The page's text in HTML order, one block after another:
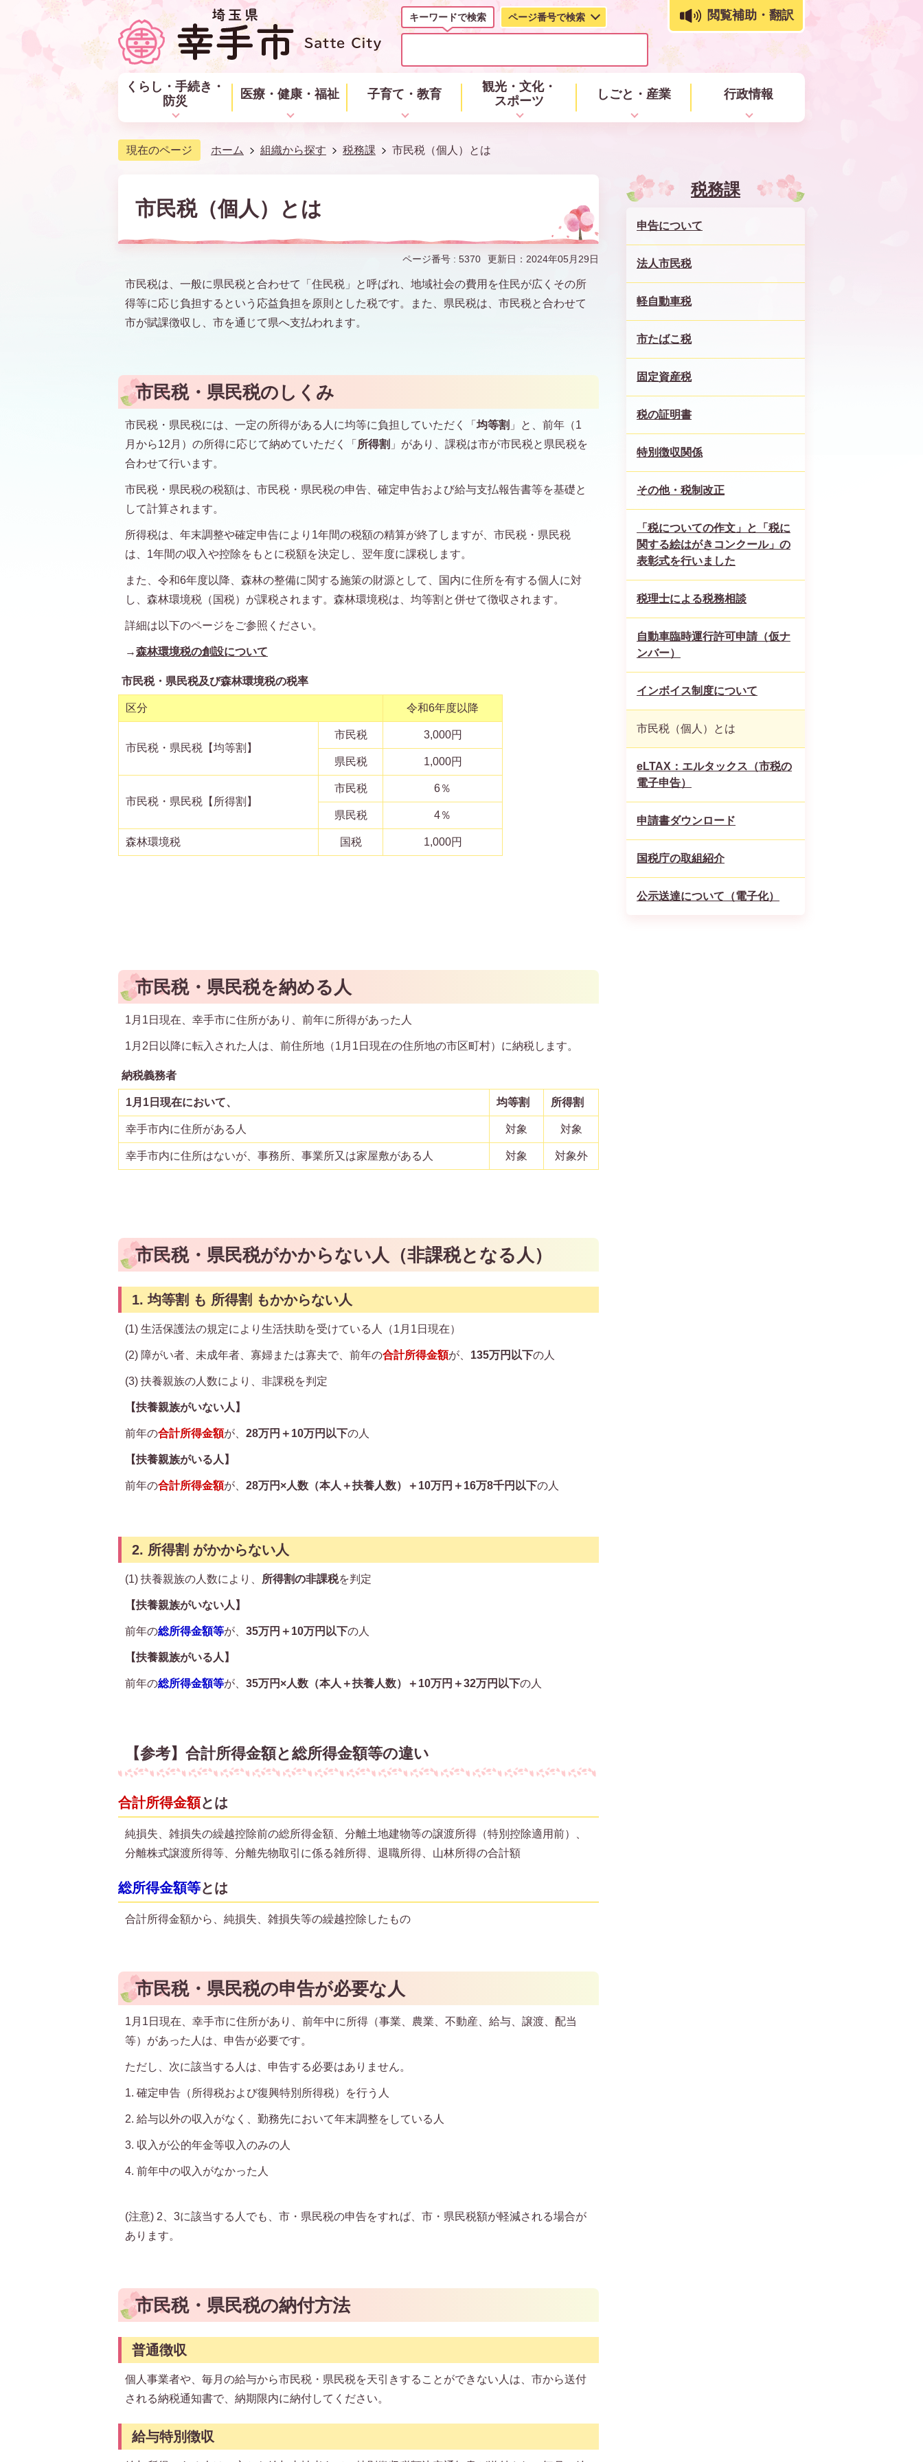
キーワードで検索 ページ番号で検索
キ
ワ
ド
で
検
閲覧補助・翻訳
くらし・手続き・
防災
医療・健康・福祉 子育て・教育
観光・文化・
スポーツ
しごと・産業 行政情報
現在のページ ホーム 組織から探す 税務課 市民税（個人）とは
市民税（個人）とは
ページ番号 : 5370 更新日：2024年05月29日
市民税は、一般に県民税と合わせて「住民税」と呼ばれ、地域社会の費用を住民が広くその所
得等に応じ負担するという応益負担を原則とした税です。また、県民税は、市民税と合わせて
市が賦課徴収し、市を通じて県へ支払われます。
市民税・県民税のしくみ
市民税・県民税には、一定の所得がある人に均等に負担していただく「 均等割 」と、前年（1
月から12月）の所得に応じて納めていただく「 所得割 」があり、課税は市が市民税と県民税を
合わせて行います。
市民税・県民税の税額は、市民税・県民税の申告、確定申告および給与支払報告書等を基礎と
して計算されます。
所得税は、年末調整や確定申告により1年間の税額の精算が終了しますが、市民税・県民税
は、1年間の収入や控除をもとに税額を決定し、翌年度に課税します。
また、令和6年度以降、森林の整備に関する施策の財源として、国内に住所を有する個人に対
し、森林環境税（国税）が課税されます。森林環境税は、均等割と併せて徴収されます。
詳細は以下のページをご参照ください。
→森林環境税の創設について
市民税・県民税及び森林環境税の税率
区分 令和6年度以降
市民税・県民税【均等割】
市民税 3,000円
県民税 1,000円
市民税・県民税【所得割】
市民税 6％
県民税 4％
森林環境税 国税 1,000円
市民税・県民税を納める人
1月1日現在、幸手市に住所があり、前年に所得があった人
1月2日以降に転入された人は、前住所地（1月1日現在の住所地の市区町村）に納税します。
納税義務者
1月1日現在において、 均等割 所得割
幸手市内に住所がある人 対象 対象
幸手市内に住所はないが、事務所、事業所又は家屋敷がある人 対象 対象外
市民税・県民税がかからない人（非課税となる人）
1. 均等割 も 所得割 もかからない人
(1) 生活保護法の規定により生活扶助を受けている人（1月1日現在）
(2) 障がい者、未成年者、寡婦または寡夫で、前年の合計所得金額が、 135万円以下の人
(3) 扶養親族の人数により、非課税を判定
【扶養親族がいない人】
前年の合計所得金額が、 28万円＋10万円以下の人
【扶養親族がいる人】
前年の合計所得金額が、 28万円×人数（本人＋扶養人数）＋10万円＋16万8千円以下の人
2. 所得割 がかからない人
(1) 扶養親族の人数により、 所得割の非課税を判定
【扶養親族がいない人】
前年の総所得金額等が、 35万円＋10万円以下の人
【扶養親族がいる人】
前年の総所得金額等が、 35万円×人数（本人＋扶養人数）＋10万円＋32万円以下の人
【参考】合計所得金額と総所得金額等の違い
合計所得金額とは
純損失、雑損失の繰越控除前の総所得金額、分離土地建物等の譲渡所得（特別控除適用前）、
分離株式譲渡所得等、分離先物取引に係る雑所得、退職所得、山林所得の合計額
総所得金額等とは
合計所得金額から、純損失、雑損失等の繰越控除したもの
市民税・県民税の申告が必要な人
1月1日現在、幸手市に住所があり、前年中に所得（事業、農業、不動産、給与、譲渡、配当
等）があった人は、申告が必要です。
ただし、次に該当する人は、申告する必要はありません。
1. 確定申告（所得税および復興特別所得税）を行う人
2. 給与以外の収入がなく、勤務先において年末調整をしている人
3. 収入が公的年金等収入のみの人
4. 前年中の収入がなかった人
(注意) 2、3に該当する人でも、市・県民税の申告をすれば、市・県民税額が軽減される場合が
あります。
市民税・県民税の納付方法
普通徴収
個人事業者や、毎月の給与から市民税・県民税を天引きすることができない人は、市から送付
される納税通知書で、納期限内に納付してください。
給与特別徴収
税務課
申告について
法人市民税
軽自動車税
市たばこ税
固定資産税
税の証明書
特別徴収関係
その他・税制改正
「税についての作文」と「税に
関する絵はがきコンクール」の
表彰式を行いました
税理士による税務相談
自動車臨時運行許可申請（仮ナ
ンバー）
インボイス制度について
市民税（個人）とは
eLTAX：エルタックス（市税の
電子申告）
申請書ダウンロード
国税庁の取組紹介
公示送達について（電子化）